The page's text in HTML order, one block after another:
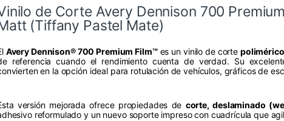
de Corte Avery Dennison 700
(Tiffany Pastel Mate)
Avery Dennison® 700 Premium Film™es un vinilo de corte
referencia cuando el rendimiento cuenta de verdad. Su
en la opción ideal para rotulación de vehículos, gráficos de
versión mejorada ofrece propiedades de corte, deslaminado
reformulado y un nuevo soporte impreso con cuadrícula que